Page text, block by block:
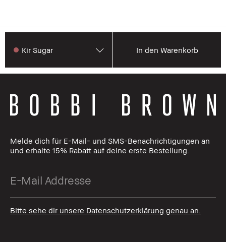
Kir Sugar In den Warenkorb
Melde dich für E-Mail- und SMS-Benachrichtigungen an
und erhalte 15% Rabatt auf deine erste Bestellung.
Bitte sehe dir unsere Datenschutzerklärung genau an.